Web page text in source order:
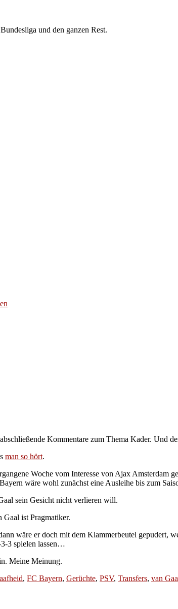
und den ganzen Rest.
Kommentare zum Thema Kader. Und
man so hört.
Woche vom Interesse von Ajax
wäre wohl zunächst eine Ausleihe bis zum
sein Gesicht nicht verlieren will.
Gaal ist Pragmatiker.
wäre er doch mit dem Klammerbeutel gepudert,
3 spielen lassen…
Meine Meinung.
, FC Bayern, Gerüchte, PSV, Transfers, van